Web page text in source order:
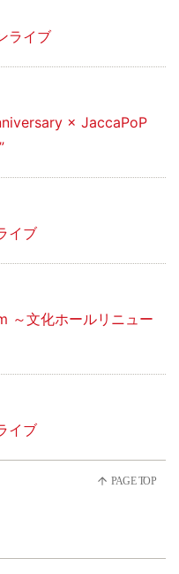
ライブ
× JaccaPoP
イブ
～文化ホールリニュー
イブ